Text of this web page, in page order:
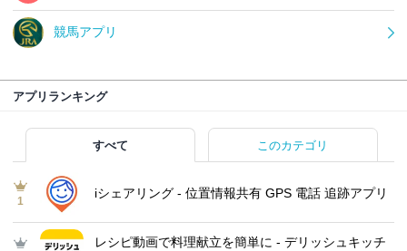
競馬アプリ
アプリランキング
すべて このカテゴリ
1
iシェアリング - 位置情報共有 GPS 電話 追跡アプリ
レシピ動画で料理献立を簡単‪に - デリッシュキッチ